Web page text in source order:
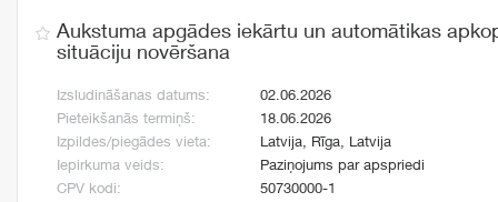
Aukstuma apgādes iekārtu un automātikas
situāciju novēršana
Izsludināšanas datums:
02.06.2026
Pieteikšanās termiņš:
18.06.2026
Izpildes/piegādes vieta:
Latvija, Rīga, Latvija
Iepirkuma veids:
Paziņojums par apspriedi
CPV kodi:
50730000-1